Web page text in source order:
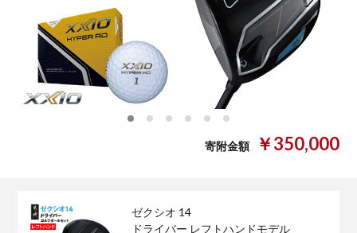
寄附金額 ￥350,000
ゼクシオ 14
ドライバー レフトハンドモデル